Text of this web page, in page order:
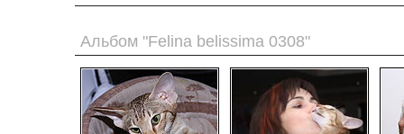
Альбом "Felina belissima 0308"